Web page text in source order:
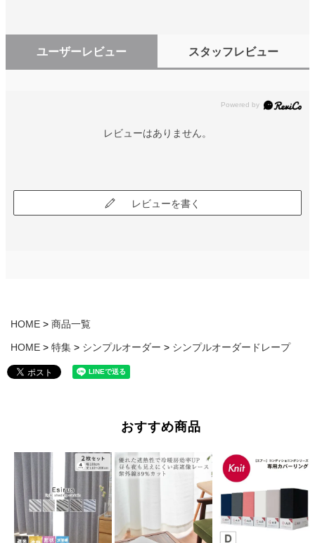
ユーザーレビュー スタッフレビュー
レビューはありません。
レビューを書く
HOME 商品一覧
HOME 特集 シンプルオーダー シンプルオーダードレープ
おすすめ商品